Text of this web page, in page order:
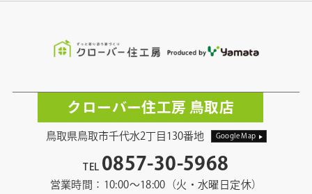
クローバー住工房 鳥取店
鳥取県鳥取市千代水2丁目130番地 Google Map
TEL 0857-30-5968
営業時間：10:00〜18:00（火・水曜日定休）